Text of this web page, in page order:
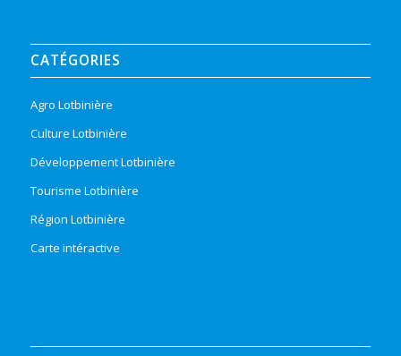
CATÉGORIES
Agro Lotbinière
Culture Lotbinière
Développement Lotbinière
Tourisme Lotbinière
Région Lotbinière
Carte intéractive